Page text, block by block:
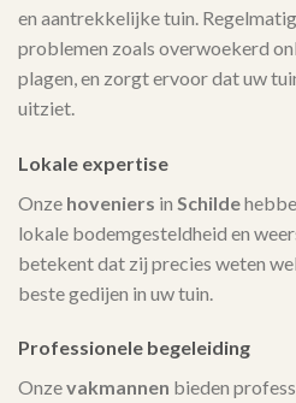
en aantrekkelijke tuin. Regelmatig
problemen zoals overwoekerd
plagen, en zorgt ervoor dat uw
uitziet.
Lokale expertise
Onze hoveniers in Schilde
lokale bodemgesteldheid en
betekent dat zij precies weten
beste gedijen in uw tuin.
Professionele begeleiding
Onzevakmannen bieden